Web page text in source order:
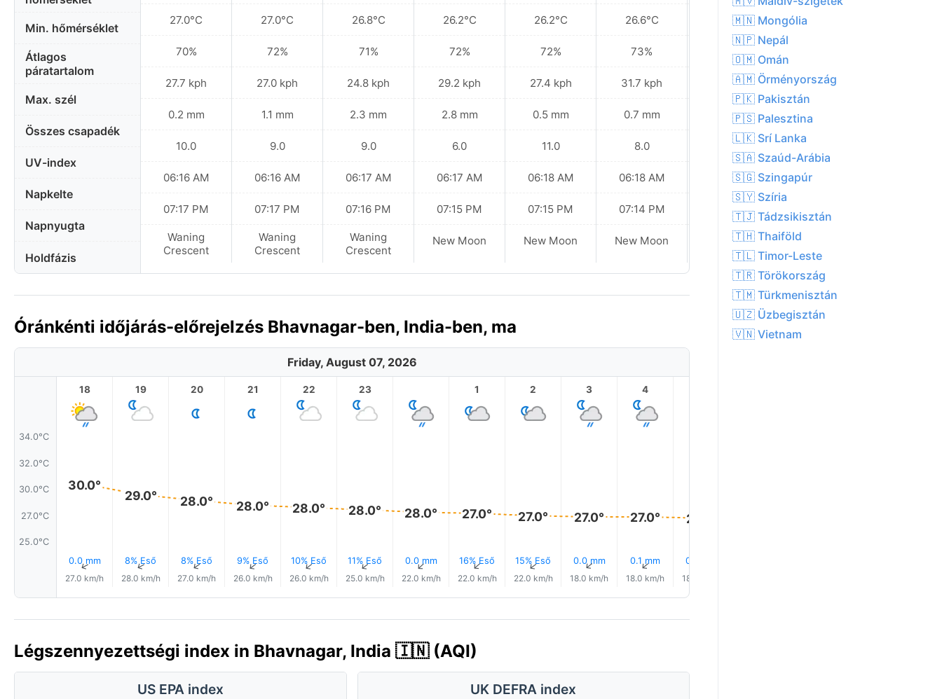
Min. hőmérséklet
Átlagos
páratartalom
Max. szél
Összes csapadék
UV-index
Napkelte
Napnyugta
Holdfázis
27.0°C
70%
27.7 kph
0.2 mm
10.0
06:16 AM
07:17 PM
Waning
Crescent
27.0°C
72%
27.0 kph
1.1 mm
9.0
06:16 AM
07:17 PM
Waning
Crescent
26.8°C
71%
24.8 kph
2.3 mm
9.0
06:17 AM
07:16 PM
Waning
Crescent
26.2°C
72%
29.2 kph
2.8 mm
6.0
06:17 AM
07:15 PM
New Moon
26.2°C
72%
27.4 kph
0.5 mm
11.0
06:18 AM
07:15 PM
New Moon
26.6°C
73%
31.7 kph
0.7 mm
8.0
06:18 AM
07:14 PM
New Moon
26.5°C
72%
27.4 kph
1.9 mm
8.0
06:18 AM
07:13 PM
New Moon
Óránkénti időjárás-előrejelzés Bhavnagar-ben, India-ben, ma
Friday, August 07, 2026
34.0°C
32.0°C
30.0°C
27.0°C
25.0°C
18
30.0°
0.0 mm
↑
27.0 km/h
19
29.0°
8% Eső
↑
28.0 km/h
20
28.0°
8% Eső
↑
27.0 km/h
21
28.0°
9% Eső
↑
26.0 km/h
22
28.0°
10% Eső
↑
26.0 km/h
23
28.0°
11% Eső
↑
25.0 km/h
28.0°
0.0 mm
↑
22.0 km/h
1
27.0°
16% Eső
↑
22.0 km/h
2
27.0°
15% Eső
↑
22.0 km/h
3
27.0°
0.0 mm
↑
18.0 km/h
4
27.0°
0.1 mm
↑
18.0 km/h
27.0°
0.0 mm
18.0 km/h
Légszennyezettségi index in Bhavnagar, India 🇮🇳 (AQI)
US EPA index UK DEFRA index
🇲🇳 Mongólia
🇳🇵 Nepál
🇴🇲 Omán
🇦🇲 Örményország
🇵🇰 Pakisztán
🇵🇸 Palesztina
🇱🇰 Srí Lanka
🇸🇦 Szaúd-Arábia
🇸🇬 Szingapúr
🇸🇾 Szíria
🇹🇯 Tádzsikisztán
🇹🇭 Thaiföld
🇹🇱 Timor-Leste
🇹🇷 Törökország
🇹🇲 Türkmenisztán
🇺🇿 Üzbegisztán
🇻🇳 Vietnam